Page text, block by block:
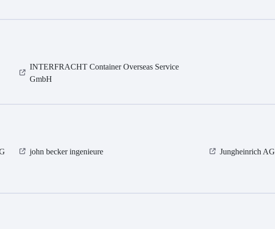
INTERFRACHT Container Overseas Service
GmbH
john becker ingenieure Jungheinrich AG